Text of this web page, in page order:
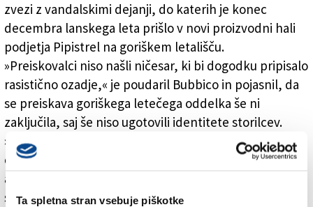
Ta spletna stran vsebuje piškotke
zvezi z vandalskimi dejanji, do katerih je konec
decembra lanskega leta prišlo v novi proizvodni hali
podjetja Pipistrel na goriškem letališču.
»Preiskovalci niso našli ničesar, ki bi dogodku pripisalo
rasistično ozadje,« je poudaril Bubbico in pojasnil, da
se preiskava goriškega letečega oddelka še ni
zaključila, saj še niso ugotovili identitete storilcev.
»Kakorkoli, iz preiskave ni prišel na dan noben
element, na podlagi katerega bi lahko sklepali, da so
avtorji pripadniki kake ksenofobne oz. nacionalistične
skupine,« je poudaril Bubbico in napovedal, da se bo